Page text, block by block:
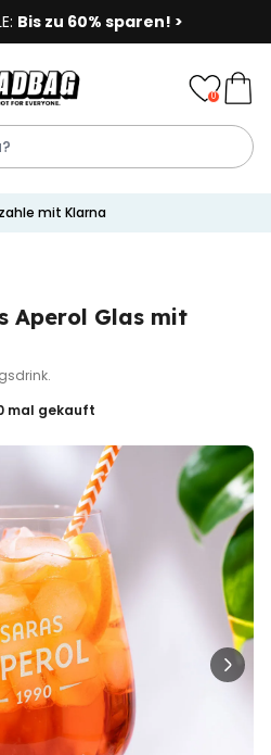
Bis zu 60% sparen! >
Aperol
Name
Eierbecher
über 1.200
mal gekauft
Bierkrug
Gesicht
über 68.600
mal gekauft
Pullover
vorne
0
mit Klarna
Aperol Glas mit
mal gekauft